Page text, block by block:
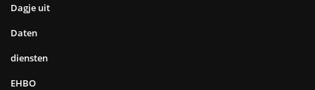
Dagje uit
Daten
diensten
EHBO